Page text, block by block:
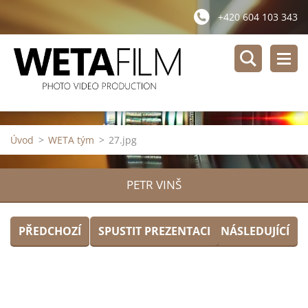
+420 604 103 343
Úvod > WETA tým > 27.jpg
PETR VINŠ
PŘEDCHOZÍ SPUSTIT PREZENTACI NÁSLEDUJÍCÍ